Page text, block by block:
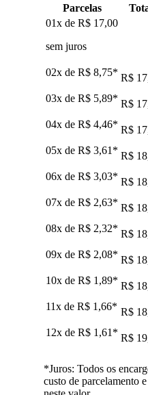
Parcelas
01x de R$ 17,00
sem juros
02x de R$ 8,75* R$
03x de R$ 5,89* R$
04x de R$ 4,46* R$
05x de R$ 3,61 * R$
06x de R$ 3,03* R$
07x de R$ 2,63* R$
08x de R$ 2,32* R$
09x de R$ 2,08* R$
10x de R$ 1,89* R$
11x de R$ 1,66* R$
12x de R$ 1,61 * R$
*Juros: Todos os
custo de parcelamento